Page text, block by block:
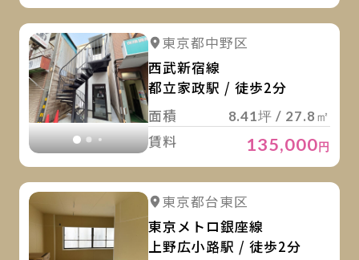
詳細を見る
東京都中野区
西武新宿線
都立家政駅 / 徒歩2分
面積
8.41坪 / 27.8㎡
賃料 135,000円
詳細を見る
東京都台東区
東京メトロ銀座線
上野広小路駅 / 徒歩2分